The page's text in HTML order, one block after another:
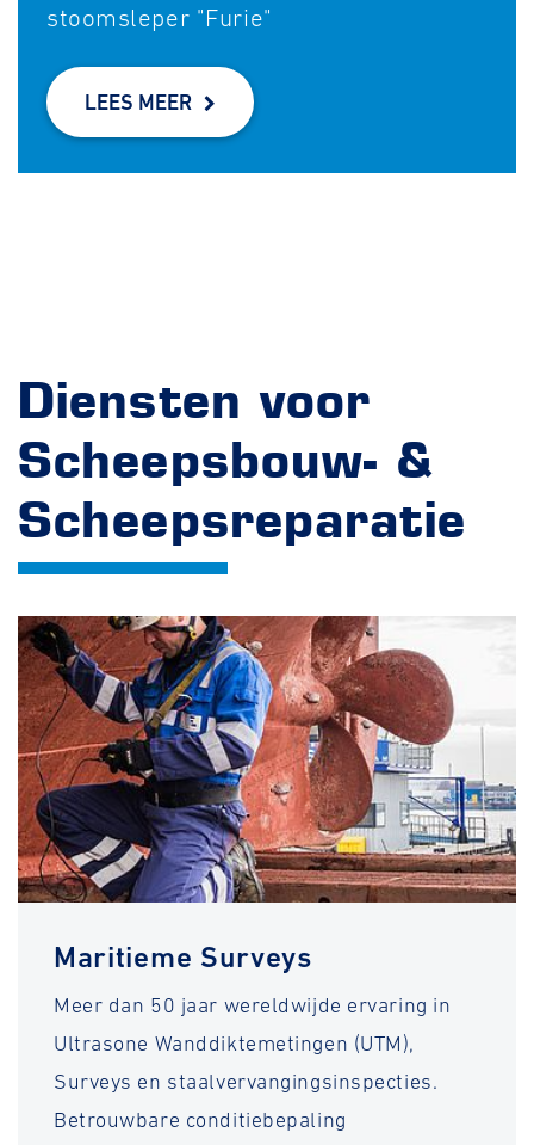
stoomsleper "Furie"
LEES MEER
Diensten voor
Scheepsbouw- &
Scheepsreparatie
Maritieme Surveys
Meer dan 50 jaar wereldwijde ervaring in
Ultrasone Wanddiktemetingen (UTM),
Surveys en staalvervangingsinspecties.
Betrouwbare conditiebepaling